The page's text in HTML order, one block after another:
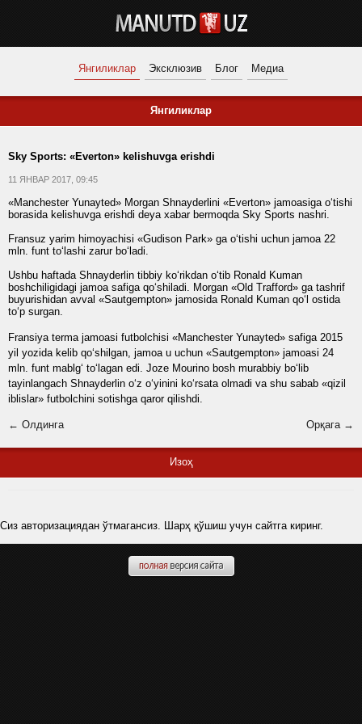
Янгиликлар Эксклюзив Блог Медиа
Янгиликлар
Sky Sports: «Everton» kelishuvga erishdi
11 ЯНВАР 2017, 09:45
«Manchester Yunayted» Morgan Shnayderlini «Everton» jamoasiga o‘tishi
borasida kelishuvga erishdi deya xabar bermoqda Sky Sports nashri.
Fransuz yarim himoyachisi «Gudison Park» ga o‘tishi uchun jamoa 22
mln. funt to‘lashi zarur bo‘ladi.
Ushbu haftada Shnayderlin tibbiy ko‘rikdan o‘tib Ronald Kuman
boshchiligidagi jamoa safiga qo‘shiladi. Morgan «Old Trafford» ga tashrif
buyurishidan avval «Sautgempton» jamosida Ronald Kuman qo‘l ostida
to‘p surgan.
Fransiya terma jamoasi futbolchisi «Manchester Yunayted» safiga 2015
yil yozida kelib qo‘shilgan, jamoa u uchun «Sautgempton» jamoasi 24
mln. funt mablg‘ to‘lagan edi. Joze Mourino bosh murabbiy bo‘lib
tayinlangach Shnayderlin o‘z o‘yinini ko‘rsata olmadi va shu sabab «qizil
iblislar» futbolchini sotishga qaror qilishdi.
← Олдинга Орқага →
Изоҳ
Сиз авторизациядан ўтмагансиз. Шарҳ қўшиш учун сайтга киринг.